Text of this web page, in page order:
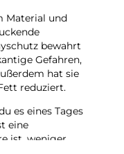
Material und
bewahrt
Gefahren,
hat sie
reduziert.
es eines Tages
eine
ist, weniger